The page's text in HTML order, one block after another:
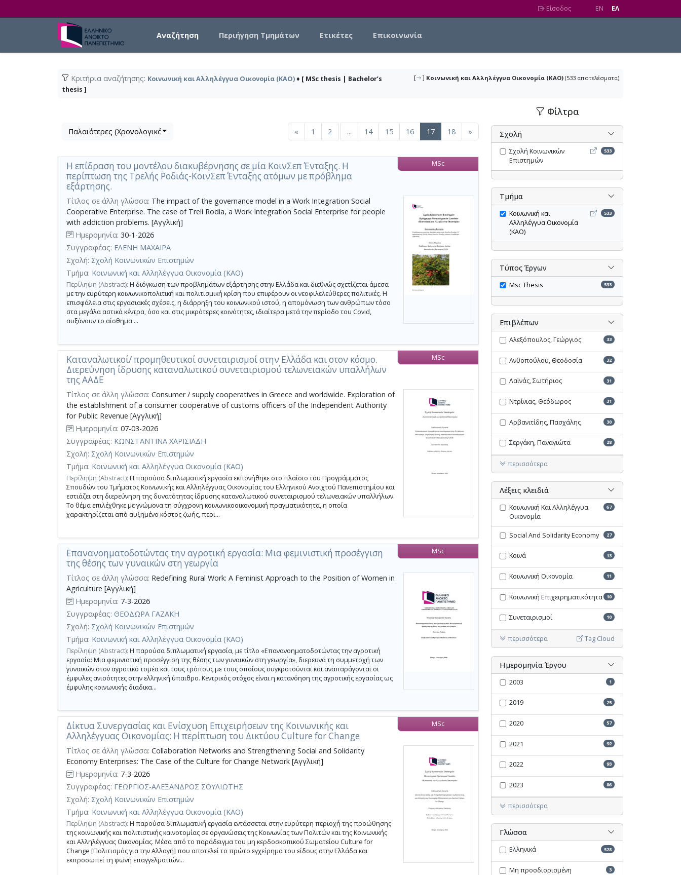
Είσοδος EN EΛ
Αναζήτηση Περιήγηση Τμημάτων Ετικέτες Επικοινωνία
Κριτήρια αναζήτησης: Κοινωνική και Αλληλέγγυα Οικονομία (ΚΑΟ)♦ [ MSc thesis | Bachelor’s
thesis ]
[ ] Κοινωνική και Αλληλέγγυα Οικονομία (ΚΑΟ) (533 αποτελέσματα)
μετα
αναζήτησης:
Παλαιότερες (Χρονολογικά) « 1 2 ... 14 15 16 17(current)
18 »
Η επίδραση του μοντέλου διακυβέρνησης σε μία ΚοινΣεπ Ένταξης. Η
περίπτωση της Τρελής Ροδιάς-ΚοινΣεπ Ένταξης ατόμων με πρόβλημα
εξάρτησης.
MSc
Τίτλος σε άλλη γλώσσα: The impact of the governance model in a Work Integration Social
Cooperative Enterprise. The case of Treli Rodia, a Work Integration Social Enterprise for people
with addiction problems. [Αγγλική]
Ημερομηνία: 30-1-2026
Συγγραφέας: ΕΛΕΝΗ ΜΑΧΑΙΡΑ
Σχολή: Σχολή Κοινωνικών Επιστημών
Τμήμα: Κοινωνική και Αλληλέγγυα Οικονομία (ΚΑΟ)
Περίληψη (Abstract): Η διόγκωση των προβλημάτων εξάρτησης στην Ελλάδα και διεθνώς σχετίζεται άμεσα
με την ευρύτερη κοινωνικοπολιτική και πολιτισμική κρίση που επιφέρουν οι νεοφιλελεύθερες πολιτικές. Η
επισφάλεια στις εργασιακές σχέσεις, η διάρρηξη του κοινωνικού ιστού, η απομόνωση των ανθρώπων τόσο
στα μεγάλα αστικά κέντρα, όσο και στις μικρότερες κοινότητες, ιδιαίτερα μετά την περίοδο του Covid,
αυξάνουν το αίσθημα ...
Καταναλωτικοί/ προμηθευτικοί συνεταιρισμοί στην Ελλάδα και στον κόσμο.
Διερεύνηση ίδρυσης καταναλωτικού συνεταιρισμού τελωνειακών υπαλλήλων
της ΑΑΔΕ
MSc
Τίτλος σε άλλη γλώσσα: Consumer / supply cooperatives in Greece and worldwide. Exploration of
the establishment of a consumer cooperative of customs officers of the Independent Authority
for Public Revenue [Αγγλική]
Ημερομηνία: 07-03-2026
Συγγραφέας: ΚΩΝΣΤΑΝΤΙΝΑ ΧΑΡΙΣΙΑΔΗ
Σχολή: Σχολή Κοινωνικών Επιστημών
Τμήμα: Κοινωνική και Αλληλέγγυα Οικονομία (ΚΑΟ)
Περίληψη (Abstract): Η παρούσα διπλωματική εργασία εκπονήθηκε στο πλαίσιο του Προγράμματος
Σπουδών του Τμήματος Κοινωνικής και Αλληλέγγυας Οικονομίας του Ελληνικού Ανοιχτού Πανεπιστημίου και
εστιάζει στη διερεύνηση της δυνατότητας ίδρυσης καταναλωτικού συνεταιρισμού τελωνειακών υπαλλήλων.
Το θέμα επιλέχθηκε με γνώμονα τη σύγχρονη κοινωνικοοικονομική πραγματικότητα, η οποία
χαρακτηρίζεται από αυξημένο κόστος ζωής, περι...
Επανανοηματοδοτώντας την αγροτική εργασία: Μια φεμινιστική προσέγγιση
της θέσης των γυναικών στη γεωργία
MSc
Τίτλος σε άλλη γλώσσα: Redefining Rural Work: A Feminist Approach to the Position of Women in
Agriculture [Αγγλική]
Ημερομηνία: 7-3-2026
Συγγραφέας: ΘΕΟΔΩΡΑ ΓΑΖΑΚΗ
Σχολή: Σχολή Κοινωνικών Επιστημών
Τμήμα: Κοινωνική και Αλληλέγγυα Οικονομία (ΚΑΟ)
Περίληψη (Abstract): Η παρούσα διπλωματική εργασία, με τίτλο «Επανανοηματοδοτώντας την αγροτική
εργασία: Μια φεμινιστική προσέγγιση της θέσης των γυναικών στη γεωργία», διερευνά τη συμμετοχή των
γυναικών στον αγροτικό τομέα και τους τρόπους με τους οποίους συγκροτούνται και αναπαράγονται οι
έμφυλες ανισότητες στην ελληνική ύπαιθρο. Κεντρικός στόχος είναι η κατανόηση της αγροτικής εργασίας ως
έμφυλης κοινωνικής διαδικα...
Δίκτυα Συνεργασίας και Ενίσχυση Επιχειρήσεων της Κοινωνικής και
Αλληλέγγυας Οικονομίας: Η περίπτωση του Δικτύου Culture for Change
MSc
Τίτλος σε άλλη γλώσσα: Collaboration Networks and Strengthening Social and Solidarity
Economy Enterprises: The Case of the Culture for Change Network [Αγγλική]
Ημερομηνία: 7-3-2026
Συγγραφέας: ΓΕΩΡΓΙΟΣ-ΑΛΕΞΑΝΔΡΟΣ ΣΟΥΛΙΩΤΗΣ
Σχολή: Σχολή Κοινωνικών Επιστημών
Τμήμα: Κοινωνική και Αλληλέγγυα Οικονομία (ΚΑΟ)
Περίληψη (Abstract): Η παρούσα διπλωματική εργασία εντάσσεται στην ευρύτερη περιοχή της προώθησης
της κοινωνικής και πολιτιστικής καινοτομίας σε οργανώσεις της Κοινωνίας των Πολιτών και της Κοινωνικής
και Αλληλέγγυας Οικονομίας. Μέσα από το παράδειγμα του μη κερδοσκοπικού Σωματείου Culture for
Change [Πολιτισμός για την Αλλαγή] που αποτελεί το πρώτο εγχείρημα του είδους στην Ελλάδα και
εκπροσωπεί τη φωνή επαγγελματιών...
Φίλτρα
Σχολή
Σχολή Κοινωνικών
Επιστημών
Σχολή Κοινωνικών
533
Τμήμα
Κοινωνική και
Αλληλέγγυα Οικονομία
(ΚΑΟ)
Κοινωνική και Αλληλέγγυα
533
Τύπος Έργων
Msc Thesis 533
Επιβλέπων
Αλεξόπουλος, Γεώργιος 33
Ανθοπούλου, Θεοδοσία 32
Λαϊνάς, Σωτήριος 31
Ντρίνιας, Θεόδωρος 31
Αρβανιτίδης, Πασχάλης 30
Σεργάκη, Παναγιώτα 28
περισσότερα
Λέξεις κλειδιά
Κοινωνική Και Αλληλέγγυα
Οικονομία
67
Social And Solidarity Economy 27
Κοινά 13
Κοινωνική Οικονομία 11
Κοινωνική Επιχειρηματικότητα 10
Συνεταιρισμοί 10
περισσότερα Tag Cloud
Ημερομηνία Έργου
2003 1
2019 25
2020 57
2021 92
2022 93
2023 86
περισσότερα
Γλώσσα
Ελληνικά 528
Μη προσδιορισμένη 3